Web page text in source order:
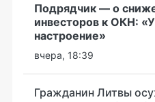
Подрядчик — о
инвесторов к ОКН:
настроение»
вчера, 18:39
Гражданин Литвы